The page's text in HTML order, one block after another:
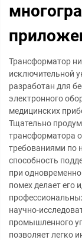
Трансформатор
исключительной
разработан для
электронного
медицинских
Тщательно
трансформатора
требованиями по
способность
при
помех делает его
научно-
промышленного
позволяет легко